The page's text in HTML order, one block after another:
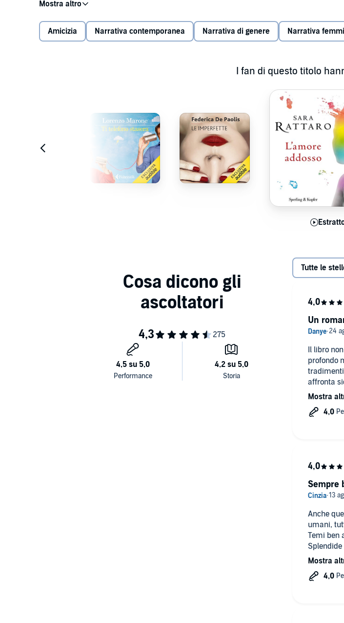
Fosca è scappata da Milano e dalla confessione scioccante con cui suo marito ha messo
loro lunga storia, una verità che per anni ha taciuto a lei, a tutti, persino a se stesso.
caschetto perfetto e un sorriso solare i segni di una malattia che sta affrontando senza il
che amava, perché lui non è disposto a condividere con lei anche la cattiva sorte. Quel
Perché la stessa vita che senza preavviso ti strappa ciò a cui tieni, non esita a stupirti
può nascondersi dietro una fine. Ti porta a perderti, per ritrovarti. Ti costringe a dire
seconda possibilità. Ti libera da chi sa soltanto fuggire, per farti scoprire chi è disposto a
tuo fianco: affetti tenaci, nuovi amici e amici di sempre, amori che non fanno promesse a
>> Questo audiobook in edizione integrale vi è offerto in esclusiva per Audible ed è
formato audio digitale.
©2018 Sperling & Kupfer (P)2018 Sperling & Kupfer
Amicizia Narrativa contemporanea Narrativa di genere Narrativa
I fan di questo titolo
Tutte le
Il libro
profondo
affronta
Un
Anche
umani,
Temi ben
Splendide
Molto
Sempre